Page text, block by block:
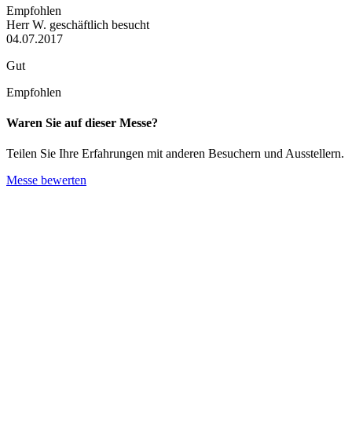
Empfohlen
Herr W. geschäftlich besucht
04.07.2017
Gut
Empfohlen
Waren Sie auf dieser Messe?
Teilen Sie Ihre Erfahrungen mit anderen Besuchern und Ausstellern.
Messe bewerten